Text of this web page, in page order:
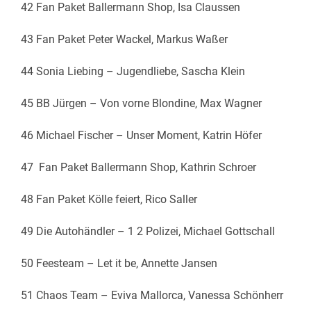
42 Fan Paket Ballermann Shop, Isa Claussen
43 Fan Paket Peter Wackel, Markus Waßer
44 Sonia Liebing – Jugendliebe, Sascha Klein
45 BB Jürgen – Von vorne Blondine, Max Wagner
46 Michael Fischer – Unser Moment, Katrin Höfer
47 Fan Paket Ballermann Shop, Kathrin Schroer
48 Fan Paket Kölle feiert, Rico Saller
49 Die Autohändler – 1 2 Polizei, Michael Gottschall
50 Feesteam – Let it be, Annette Jansen
51 Chaos Team – Eviva Mallorca, Vanessa Schönherr